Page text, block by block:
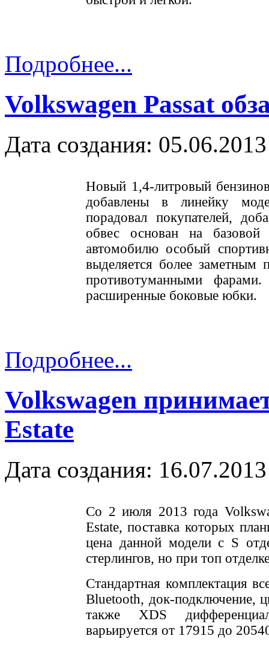
Подробнее...
Volkswagen Passat
Дата создания: 05.06.2013
Новый 1,4-литровый
добавлены в линейку
порадовал покупателей,
обвес основан на базовой
автомобилю особый
выделяется более
противотуманными
расширенные боковые юбки.
Подробнее...
Volkswagen
Estate
Дата создания: 16.07.2013
Со 2 июля 2013 года
Estate, поставка которых
цена данной модели с S
стерлингов, но при топ
Стандартная комплектация
Bluetooth, док-подключение,
также XDS
варьируется от 17915 до